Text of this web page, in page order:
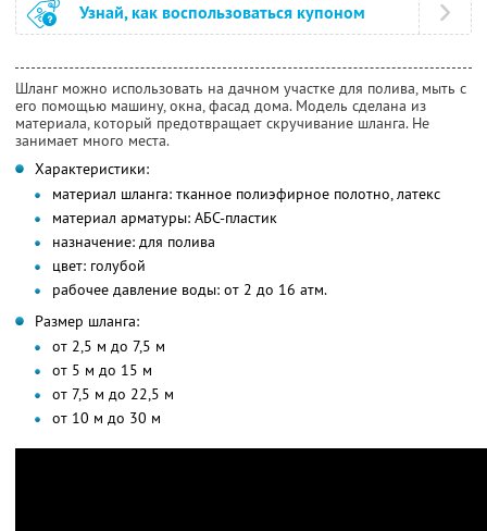
Узнай, как воспользоваться купоном
Шланг можно использовать на дачном участке для полива, мыть с
его помощью машину, окна, фасад дома. Модель сделана из
материала, который предотвращает скручивание шланга. Не
занимает много места.
Характеристики:
материал шланга: тканное полиэфирное полотно, латекс
материал арматуры: АБС-пластик
назначение: для полива
цвет: голубой
рабочее давление воды: от 2 до 16 атм.
Размер шланга:
от 2,5 м до 7,5 м
от 5 м до 15 м
от 7,5 м до 22,5 м
от 10 м до 30 м